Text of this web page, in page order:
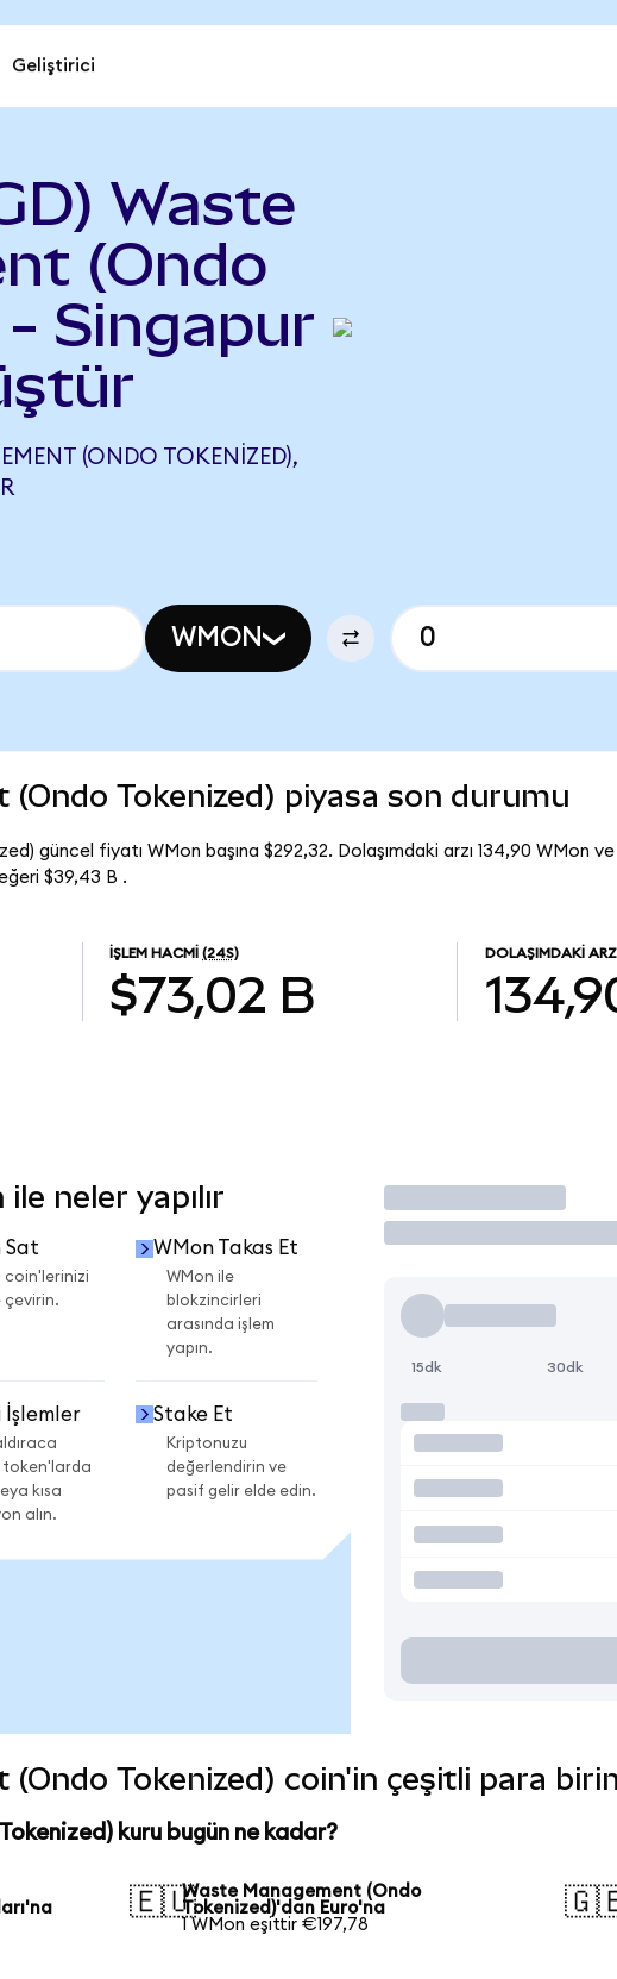
Geliştirici
Waste
(Ondo
Singapur
(ONDO TOKENIZED),
WMON
(Ondo Tokenized) piyasa son durumu
güncel fiyatı WMon başına $292,32. Dolaşımdaki arzı 134,90 WMon
$39,43 B .
İŞLEM HACMI (24S)
$73,02 B
DOLAŞIMDAKI ARZ
neler yapılır
Sat
coin'lerinizi
çevirin.
WMon Takas Et
WMon ile
blokzincirleri
arasında işlem
yapın.
İşlemler
token'larda
kısa
alın.
Stake Et
Kriptonuzu
değerlendirin ve
pasif gelir elde edin.
İşlem Yap
15dk 30dk
(Ondo Tokenized) coin'in çeşitli para
kuru bugün ne kadar?
🇪🇺Waste Management (Ondo
Tokenized)'dan Euro'na
1 WMon eşittir €197,78